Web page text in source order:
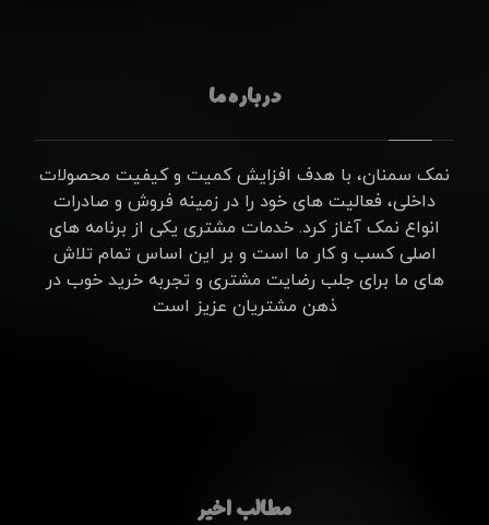
درباره ما
نمک سمنان، با هدف افزایش کمیت و کیفیت محصولات
داخلی، فعالیت های خود را در زمینه فروش و صادرات
انواع نمک آغاز کرد. خدمات مشتری یکی از برنامه های
اصلی کسب و کار ما است و بر این اساس تمام تلاش
های ما برای جلب رضایت مشتری و تجربه خرید خوب در
ذهن مشتریان عزیز است
مطالب اخیر